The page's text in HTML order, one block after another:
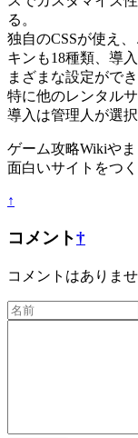
る。
独自のCSSが使え
キンも18種類、導
まざまな設定ができ
特に他のレンタル
導入は管理人が選
ゲーム攻略Wikiや
面白いサイトをつ
↑
コメント†
コメントはありませ